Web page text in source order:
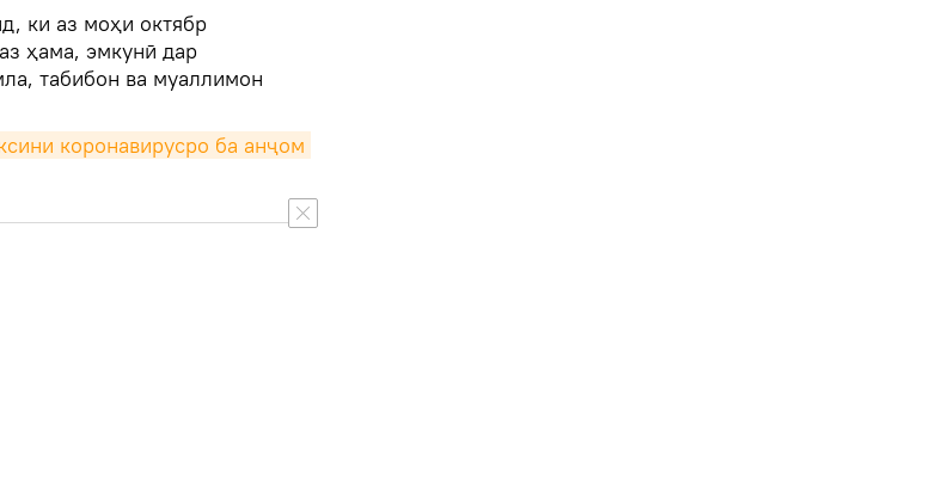
ки аз моҳи октябр
ҳама, эмкунӣ дар
табибон ва муаллимон
коронавирусро ба анҷом